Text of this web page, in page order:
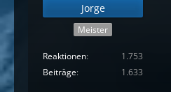
Jorge
Meister
Reaktionen
1.753
Beiträge
1.633